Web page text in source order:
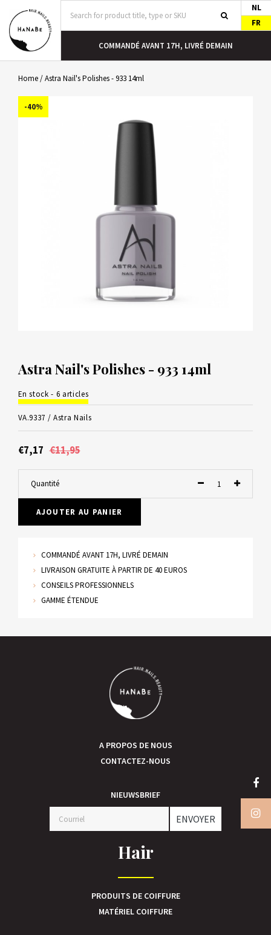
NL
FR
COMMANDÉ AVANT 17H, LIVRÉ DEMAIN
Home/Astra Nail's Polishes - 933 14ml
-40%
Astra Nail's Polishes - 933 14ml
En stock - 6 articles
VA.9337 /Astra Nails
€7,17 €11,95
Quantité
AJOUTER AU PANIER
COMMANDÉ AVANT 17H, LIVRÉ DEMAIN
LIVRAISON GRATUITE À PARTIR DE 40 EUROS
CONSEILS PROFESSIONNELS
GAMME ÉTENDUE
A PROPOS DE NOUS
CONTACTEZ-NOUS
NIEUWSBRIEF
ENVOYER
Hair
PRODUITS DE COIFFURE
MATÉRIEL COIFFURE